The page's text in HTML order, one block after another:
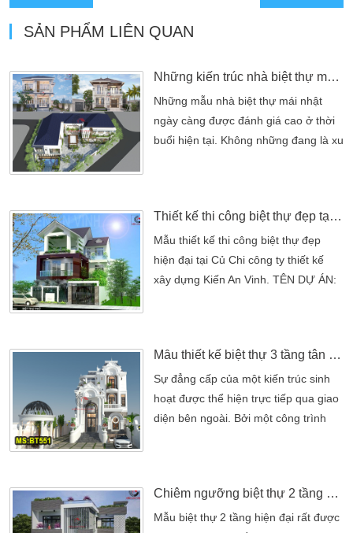
SẢN PHẨM LIÊN QUAN
Những kiến trúc nhà biệt thự mái Nhật đẹp có sân vườn, bể bơi
Những mẫu nhà biệt thự mái nhật
ngày càng được đánh giá cao ở thời
buổi hiện tại. Không những đang là xu
tiện nghi hơn khi ứng dụng vào thực
tiễn. Vừa mang lại tính thẩm mỹ cao
vừa giúp tiết kiệm chi phí đầu tư một
cách đáng […]
Thiết kế thi công biệt thự đẹp tại Củ Chi
Mẫu thiết kế thi công biệt thự đẹp
hiện đại tại Củ Chi công ty thiết kế
xây dựng Kiến An Vinh. TÊN DỰ ÁN:
Số tầng: 1 trệt, 1 lầu– Chức năng:
Biệt thự sân vườn và nhà ở– Phong
cách thiết kế: hiện đạiTHIẾT KẾ THI
CÔNG: CÔNG TY TNHH THIET KE
Mẫu thiết kế biệt thự 3 tầng tân cổ điển cho gia đình 4-7 người
Sự đẳng cấp của một kiến trúc sinh
hoạt được thể hiện trực tiếp qua giao
diện bên ngoài. Bởi một công trình
là những kiến trúc đơn giản. BT551
chính là một công trình được thể hiện
Chiêm ngưỡng biệt thự 2 tầng hiện đại kết hợp cafe
Mẫu biệt thự 2 tầng hiện đại rất được